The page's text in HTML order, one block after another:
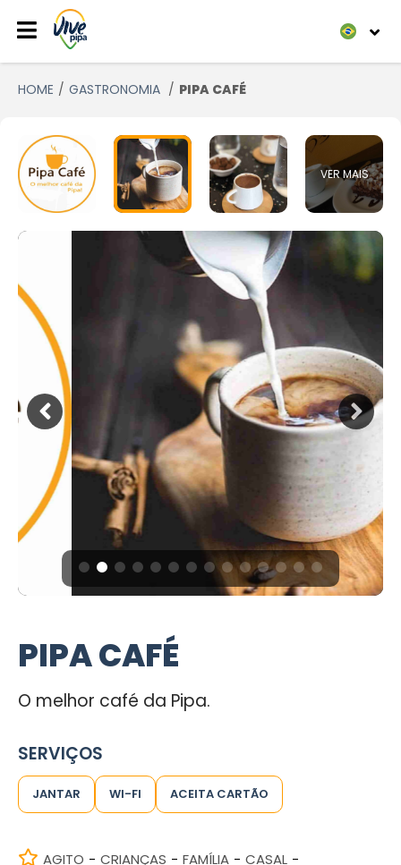
HOME GASTRONOMIA PIPA CAFÉ
VER MAIS
PIPA CAFÉ
O melhor café da Pipa.
SERVIÇOS
JANTAR WI-FI ACEITA CARTÃO
AGITO - CRIANÇAS - FAMÍLIA - CASAL -